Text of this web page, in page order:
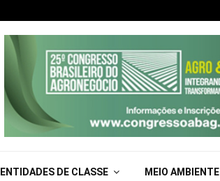
ENTIDADES DE CLASSE MEIO AMBIENTE